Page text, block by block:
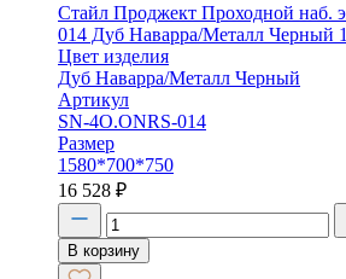
Стайл Проджект Проходной наб.
014 Дуб Наварра/Металл Черный
Цвет изделия
Дуб Наварра/Металл Черный
Артикул
SN-4O.ONRS-014
Размер
1580*700*750
16 528 ₽
В корзину